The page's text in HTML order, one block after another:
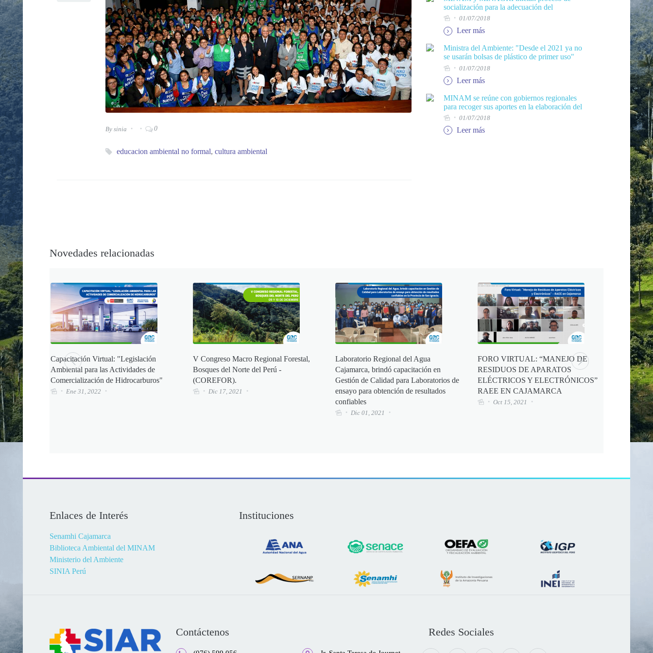
By sinia 0
educacion ambiental no formal, cultura ambiental
socialización para la adecuación del
reglamento de clasificación de tierras por su
01/07/2018
Leer más
Ministra del Ambiente: "Desde el 2021 ya no
se usarán bolsas de plástico de primer uso"
01/07/2018
Leer más
MINAM se reúne con gobiernos regionales
para recoger sus aportes en la elaboración del
documento cero del Reglamento de la Ley
Marco sobre Cambio Climático
01/07/2018
Leer más
Novedades relacionadas
22 de
Capacitación Virtual: "Legislación
Ambiental para las Actividades de
Comercialización de Hidrocarburos"
Ene 31, 2022
V Congreso Macro Regional Forestal,
Bosques del Norte del Perú -
(COREFOR).
Dic 17, 2021
Laboratorio Regional del Agua
Cajamarca, brindó capacitación en
Gestión de Calidad para Laboratorios de
ensayo para obtención de resultados
confiables
Dic 01, 2021
FORO VIRTUAL: “MANEJO DE
RESIDUOS DE APARATOS
ELÉCTRICOS Y ELECTRÓNICOS”
RAEE EN CAJAMARCA
Oct 15, 2021
Revista
Agosto-
Ago
Enlaces de Interés
Senamhi Cajamarca
Biblioteca Ambiental del MINAM
Ministerio del Ambiente
SINIA Perú
Instituciones
Contáctenos Redes Sociales